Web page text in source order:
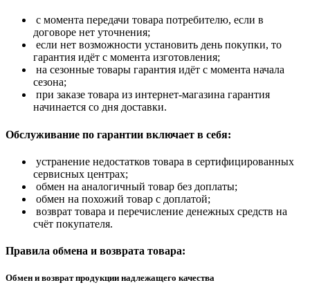
с момента передачи товара потребителю, если в
договоре нет уточнения;
если нет возможности установить день покупки, то
гарантия идёт с момента изготовления;
на сезонные товары гарантия идёт с момента начала
сезона;
при заказе товара из интернет-магазина гарантия
начинается со дня доставки.
Обслуживание по гарантии включает в себя:
устранение недостатков товара в сертифицированных
сервисных центрах;
обмен на аналогичный товар без доплаты;
обмен на похожий товар с доплатой;
возврат товара и перечисление денежных средств на
счёт покупателя.
Правила обмена и возврата товара:
Обмен и возврат продукции надлежащего качества